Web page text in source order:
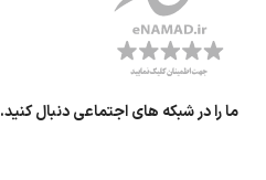
ما را در شبکه های اجتماعی دنبال کنید.